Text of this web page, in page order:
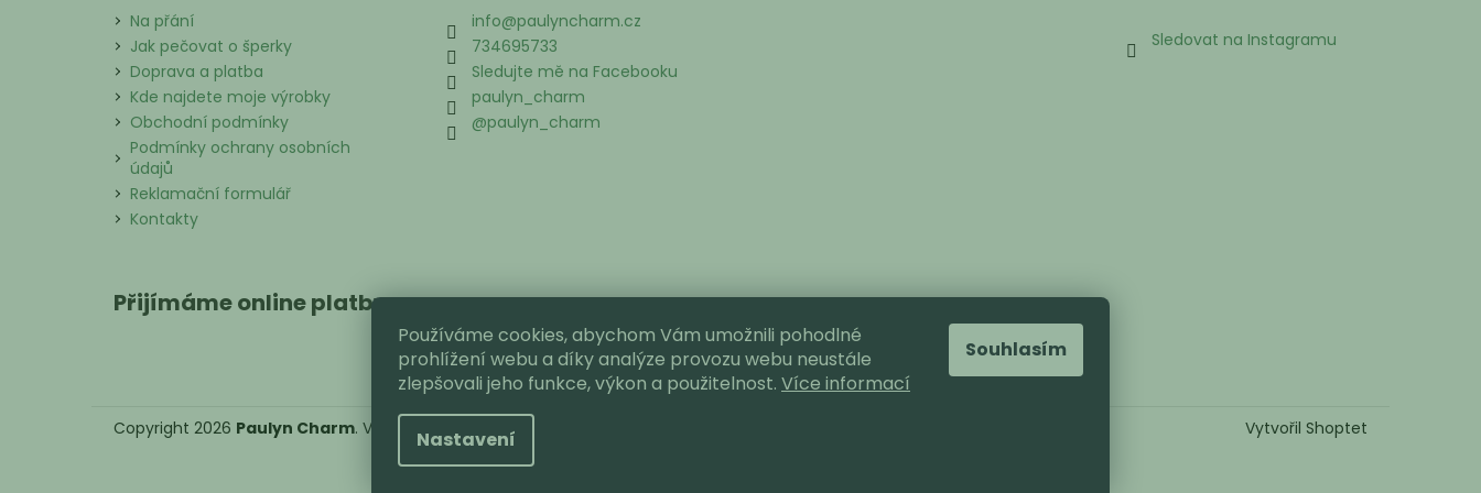
Používáme cookies, abychom Vám umožnili pohodlné
prohlížení webu a díky analýze provozu webu neustále
zlepšovali jeho funkce, výkon a použitelnost. Více informací
Nastavení
Souhlasím
Na přání
Jak pečovat o šperky
Doprava a platba
Kde najdete moje výrobky
Obchodní podmínky
Podmínky ochrany osobních
údajů
Reklamační formulář
Kontakty
info@paulyncharm.cz
734695733
Sledujte mě na Facebooku
paulyn_charm
@paulyn_charm
Sledovat na Instagramu
Přijímáme online platby
Vytvořil Shoptet
Copyright 2026 Paulyn Charm. Všechna práva vyhrazena.